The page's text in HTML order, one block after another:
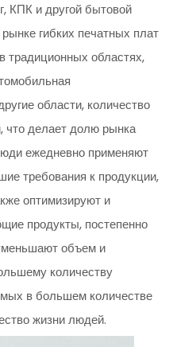
КПК и другой бытовой
гибких печатных плат
традиционных областях,
области, количество
что делает долю рынка
ежедневно применяют
требования к продукции,
оптимизируют и
продукты, постепенно
объем и
количеству
в большем количестве
жизни людей.